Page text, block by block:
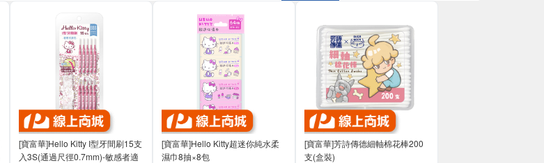
[寶富華]Hello Kitty I型牙間刷15支
入3S(通過尺徑0.7mm)-敏感者適
[寶富華]Hello Kitty超迷你純水柔
濕巾8抽×8包
[寶富華]芳詩傳德細軸棉花棒200
支(盒裝)